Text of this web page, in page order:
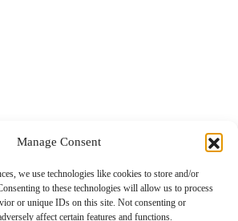
Manage Consent
we use technologies like cookies to store and/or
to these technologies will allow us to process
or unique IDs on this site. Not consenting or
affect certain features and functions.
προορίζεται αποκλειστικά
τους επισκέπτες. Η χρήση ή η διάδοση,
αμετάβλητη, σε οποιαδήποτε μορφή,
χωρίς τη ρητή γραπτή συγκατάθεση του